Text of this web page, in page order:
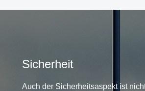
Sicherheit
Auch der Sicherheitsaspekt ist